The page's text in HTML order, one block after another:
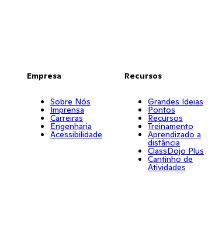
Empresa
Sobre Nós
Imprensa
Carreiras
Engenharia
Acessibilidade
Recursos
Grandes Ideias
Pontos
Recursos
Treinamento
Aprendizado a
distância
ClassDojo Plus
Cantinho de
Atividades